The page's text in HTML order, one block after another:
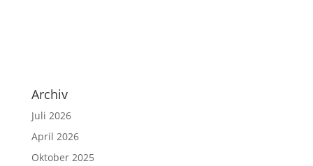
Archiv
Juli 2026
April 2026
Oktober 2025